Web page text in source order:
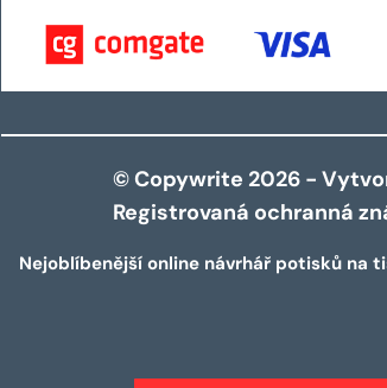
© Copywrite 2026 -
Registrovaná ochranná
Nejoblíbenější online návrhář potisků na